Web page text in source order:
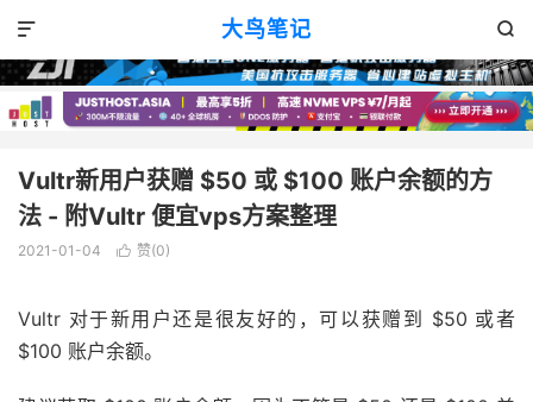
大鸟笔记 

主机教程
Vultr新用户获赠 $50 或 $100 账户余额的方
法 - 附Vultr 便宜vps方案整理
2021-01-04  赞(0)
Vultr 对于新用户还是很友好的，可以获赠到 $50 或者
$100 账户余额。